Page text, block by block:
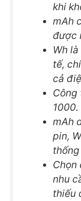
khi
mAh
được
Wh
tế,
cả
Công
1000.
mAh
pin,
Chọn
nhu
thiếu